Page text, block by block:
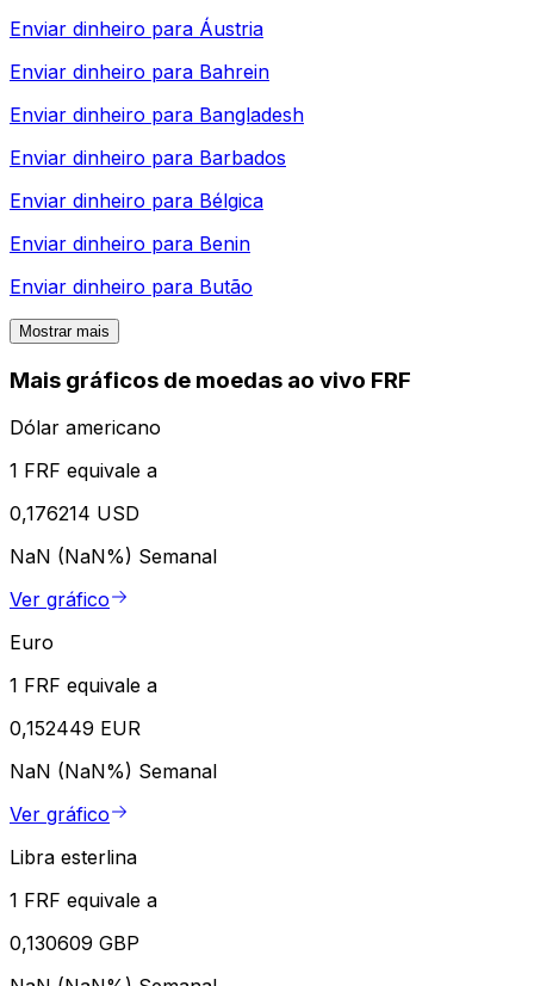
Enviar dinheiro para Áustria
Enviar dinheiro para Bahrein
Enviar dinheiro para Bangladesh
Enviar dinheiro para Barbados
Enviar dinheiro para Bélgica
Enviar dinheiro para Benin
Enviar dinheiro para Butão
Mostrar mais
Mais gráficos de moedas ao vivo FRF
Dólar americano
1 FRF equivale a
0,176214 USD
NaN (NaN%) Semanal
Ver gráfico
Euro
1 FRF equivale a
0,152449 EUR
NaN (NaN%) Semanal
Ver gráfico
Libra esterlina
1 FRF equivale a
0,130609 GBP